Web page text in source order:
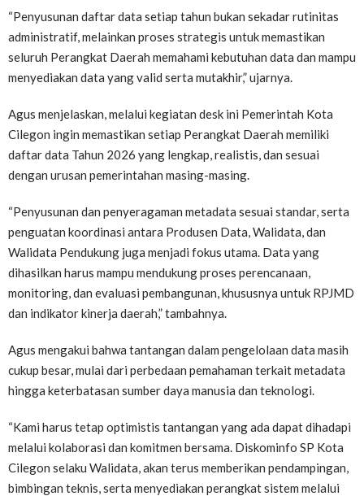
“Penyusunan daftar data setiap tahun bukan sekadar rutinitas
administratif, melainkan proses strategis untuk memastikan
seluruh Perangkat Daerah memahami kebutuhan data dan mampu
menyediakan data yang valid serta mutakhir,” ujarnya.
Agus menjelaskan, melalui kegiatan desk ini Pemerintah Kota
Cilegon ingin memastikan setiap Perangkat Daerah memiliki
daftar data Tahun 2026 yang lengkap, realistis, dan sesuai
dengan urusan pemerintahan masing-masing.
“Penyusunan dan penyeragaman metadata sesuai standar, serta
penguatan koordinasi antara Produsen Data, Walidata, dan
Walidata Pendukung juga menjadi fokus utama. Data yang
dihasilkan harus mampu mendukung proses perencanaan,
monitoring, dan evaluasi pembangunan, khususnya untuk RPJMD
dan indikator kinerja daerah,” tambahnya.
Agus mengakui bahwa tantangan dalam pengelolaan data masih
cukup besar, mulai dari perbedaan pemahaman terkait metadata
hingga keterbatasan sumber daya manusia dan teknologi.
“Kami harus tetap optimistis tantangan yang ada dapat dihadapi
melalui kolaborasi dan komitmen bersama. Diskominfo SP Kota
Cilegon selaku Walidata, akan terus memberikan pendampingan,
bimbingan teknis, serta menyediakan perangkat sistem melalui